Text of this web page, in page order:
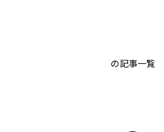
アベノミ
の記事一覧